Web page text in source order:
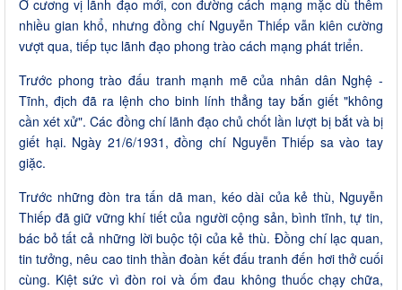
Ở cương vị lãnh đạo mới, con đường cách mạng mặc dù thêm
nhiều gian khổ, nhưng đồng chí Nguyễn Thiếp vẫn kiên cường
vượt qua, tiếp tục lãnh đạo phong trào cách mạng phát triển.
Trước phong trào đấu tranh mạnh mẽ của nhân dân Nghệ -
Tĩnh, địch đã ra lệnh cho binh lính thẳng tay bắn giết "không
cần xét xử". Các đồng chí lãnh đạo chủ chốt lần lượt bị bắt và bị
giết hại. Ngày 21/6/1931, đồng chí Nguyễn Thiếp sa vào tay
giặc.
Trước những đòn tra tấn dã man, kéo dài của kẻ thù, Nguyễn
Thiếp đã giữ vững khí tiết của người cộng sản, bình tĩnh, tự tin,
bác bỏ tất cả những lời buộc tội của kẻ thù. Đồng chí lạc quan,
tin tưởng, nêu cao tinh thần đoàn kết đấu tranh đến hơi thở cuối
cùng. Kiệt sức vì đòn roi và ốm đau không thuốc chạy chữa,